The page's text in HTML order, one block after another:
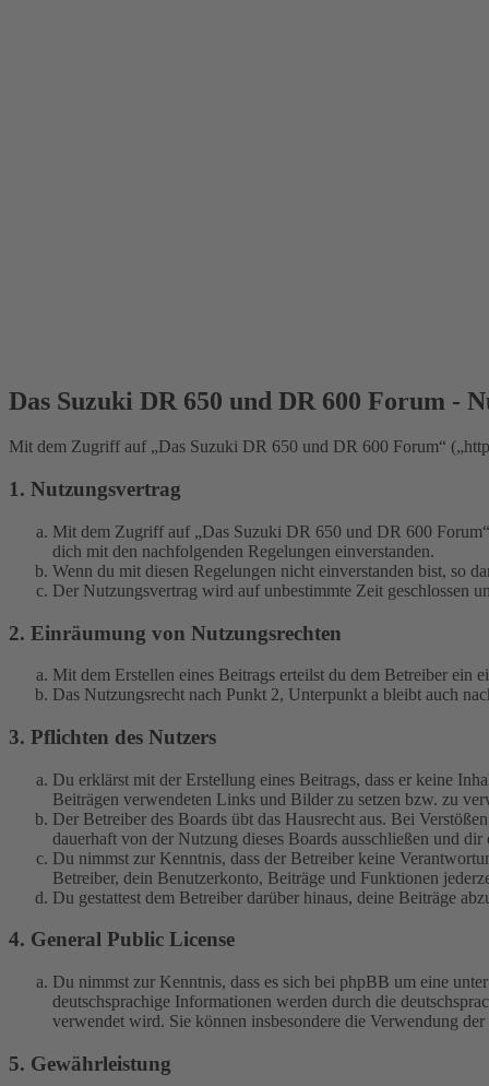
Das Suzuki DR 650 und DR 600 Forum -
Mit dem Zugriff auf „Das Suzuki DR 650 und DR 600 Forum“
1. Nutzungsvertrag
Mit dem Zugriff auf „Das Suzuki DR 650 und DR 600
dich mit den nachfolgenden Regelungen einverstanden.
Wenn du mit diesen Regelungen nicht einverstanden bist, so
Der Nutzungsvertrag wird auf unbestimmte Zeit geschlossen
2. Einräumung von Nutzungsrechten
Mit dem Erstellen eines Beitrags erteilst du dem Betreiber ein
Das Nutzungsrecht nach Punkt 2, Unterpunkt a bleibt auch
3. Pflichten des Nutzers
Du erklärst mit der Erstellung eines Beitrags, dass er keine
Beiträgen verwendeten Links und Bilder zu setzen bzw. zu
Der Betreiber des Boards übt das Hausrecht aus. Bei
dauerhaft von der Nutzung dieses Boards ausschließen und
Du nimmst zur Kenntnis, dass der Betreiber keine
Betreiber, dein Benutzerkonto, Beiträge und Funktionen
Du gestattest dem Betreiber darüber hinaus, deine Beiträge
4. General Public License
Du nimmst zur Kenntnis, dass es sich bei phpBB um eine
deutschsprachige Informationen werden durch die
verwendet wird. Sie können insbesondere die Verwendung
5. Gewährleistung